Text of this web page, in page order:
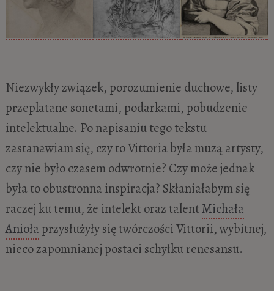
Niezwykły związek, porozumienie duchowe, listy
przeplatane sonetami, podarkami, pobudzenie
intelektualne. Po napisaniu tego tekstu
zastanawiam się, czy to Vittoria była muzą artysty,
czy nie było czasem odwrotnie? Czy może jednak
była to obustronna inspiracja? Skłaniałabym się
raczej ku temu, że intelekt oraz talentMichała
Aniołaprzysłużyły się twórczości Vittorii, wybitnej,
nieco zapomnianej postaci schyłku renesansu.